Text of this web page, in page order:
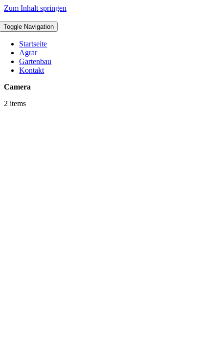
Zum Inhalt springen
Toggle Navigation
Startseite
Agrar
Gartenbau
Kontakt
Camera
2 items